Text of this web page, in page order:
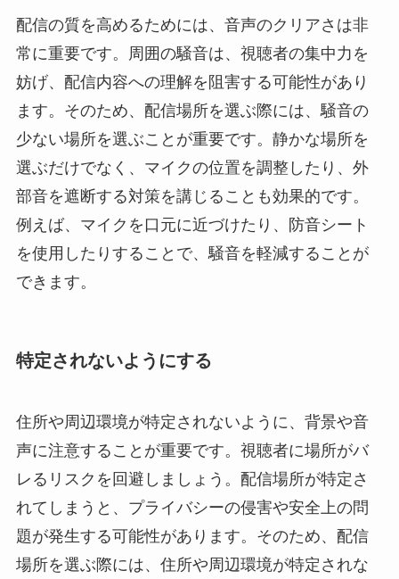
配信の質を高めるためには、音声のクリアさは非
常に重要です。周囲の騒音は、視聴者の集中力を
妨げ、配信内容への理解を阻害する可能性があり
ます。そのため、配信場所を選ぶ際には、騒音の
少ない場所を選ぶことが重要です。静かな場所を
選ぶだけでなく、マイクの位置を調整したり、外
部音を遮断する対策を講じることも効果的です。
例えば、マイクを口元に近づけたり、防音シート
を使用したりすることで、騒音を軽減することが
できます。
特定されないようにする
住所や周辺環境が特定されないように、背景や音
声に注意することが重要です。視聴者に場所がバ
レるリスクを回避しましょう。配信場所が特定さ
れてしまうと、プライバシーの侵害や安全上の問
題が発生する可能性があります。そのため、配信
場所を選ぶ際には、住所や周辺環境が特定されな